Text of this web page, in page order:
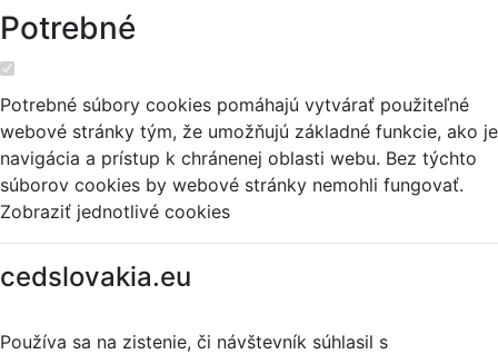
Potrebné
Potrebné súbory cookies pomáhajú vytvárať použiteľné
webové stránky tým, že umožňujú základné funkcie, ako je
navigácia a prístup k chránenej oblasti webu. Bez týchto
súborov cookies by webové stránky nemohli fungovať.
Zobraziť jednotlivé cookies
cedslovakia.eu
Používa sa na zistenie, či návštevník súhlasil s